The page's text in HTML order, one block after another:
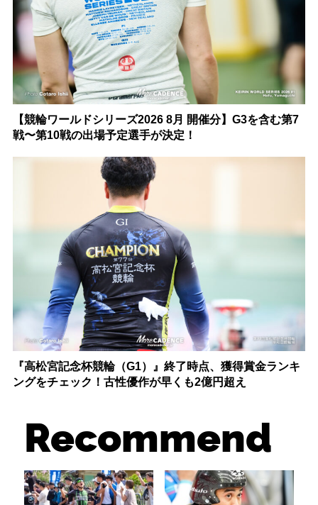
【競輪ワールドシリーズ2026 8月 開催分】G3を含む第7
戦〜第10戦の出場予定選手が決定！
『高松宮記念杯競輪（G1）』終了時点、獲得賞金ランキ
ングをチェック！古性優作が早くも2億円超え
Recommend